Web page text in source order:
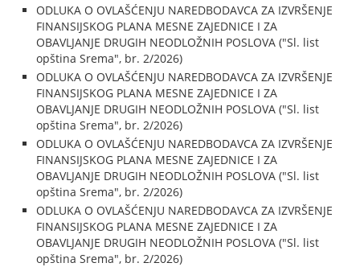
ODLUKA O OVLAŠĆENJU NAREDBODAVCA ZA IZVRŠENJE
FINANSIJSKOG PLANA MESNE ZAJEDNICE I ZA
OBAVLJANJE DRUGIH NEODLOŽNIH POSLOVA ("Sl. list
opština Srema", br. 2/2026)
ODLUKA O OVLAŠĆENJU NAREDBODAVCA ZA IZVRŠENJE
FINANSIJSKOG PLANA MESNE ZAJEDNICE I ZA
OBAVLJANJE DRUGIH NEODLOŽNIH POSLOVA ("Sl. list
opština Srema", br. 2/2026)
ODLUKA O OVLAŠĆENJU NAREDBODAVCA ZA IZVRŠENJE
FINANSIJSKOG PLANA MESNE ZAJEDNICE I ZA
OBAVLJANJE DRUGIH NEODLOŽNIH POSLOVA ("Sl. list
opština Srema", br. 2/2026)
ODLUKA O OVLAŠĆENJU NAREDBODAVCA ZA IZVRŠENJE
FINANSIJSKOG PLANA MESNE ZAJEDNICE I ZA
OBAVLJANJE DRUGIH NEODLOŽNIH POSLOVA ("Sl. list
opština Srema", br. 2/2026)